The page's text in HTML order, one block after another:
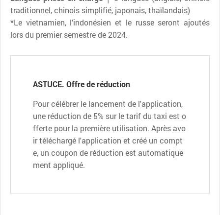
traditionnel, chinois simplifié, japonais, thaïlandais)
*Le vietnamien, l’indonésien et le russe seront ajoutés
lors du premier semestre de 2024.
ASTUCE. Offre de réduction
Pour célébrer le lancement de l'application,
une réduction de 5% sur le tarif du taxi est o
fferte pour la première utilisation. Après avo
ir téléchargé l'application et créé un compt
e, un coupon de réduction est automatique
ment appliqué.